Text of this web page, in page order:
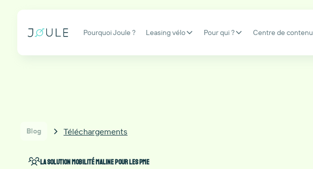
Pourquoi Joule ? Leasing vélo Pour qui ? Centre de contenu
Blog Téléchargements
La solution mobilité maline pour les PME